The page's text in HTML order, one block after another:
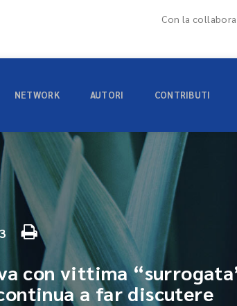
Con la
NETWORK AUTORI CONTRIBUTI
con vittima
a far discutere